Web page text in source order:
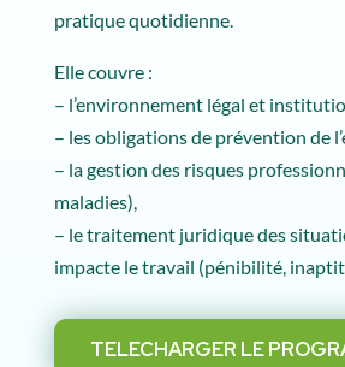
pratique quotidienne.
Elle couvre :
– l’environnement légal et
– les obligations de prévention de
– la gestion des risques
maladies),
– le traitement juridique des
impacte le travail (pénibilité,
TELECHARGER LE